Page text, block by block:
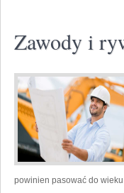
Zawody i
powinien pasować do